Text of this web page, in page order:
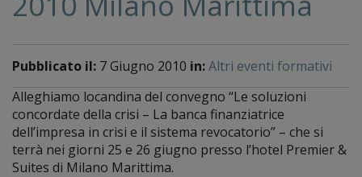
Pubblicato il: 7 Giugno 2010 in:Altri eventi formativi
Alleghiamo locandina del convegno “Le soluzioni
concordate della crisi – La banca finanziatrice
dell’impresa in crisi e il sistema revocatorio” – che si
terrà nei giorni 25 e 26 giugno presso l’hotel Premier &
Suites di Milano Marittima.